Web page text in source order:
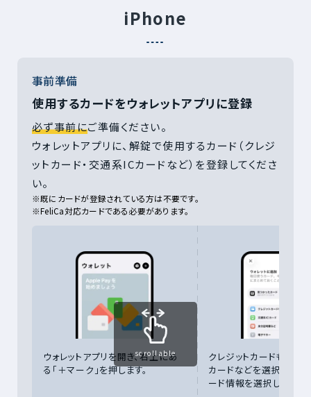
iPhone
事前準備
使用するカードをウォレットアプリに登録
必ず事前にご準備ください。
ウォレットアプリに、解錠で使用するカード（クレジ
ットカード・交通系ICカードなど）を登録してくださ
い。
※既にカードが登録されている方は不要です。
※FeliCa対応カードである必要があります。
ウォレットアプリを開き、右上にあ
る「＋マーク」を押します。
クレジットカードもしく
カードなどを選択して登
ード情報を選択してくだ
scrollable